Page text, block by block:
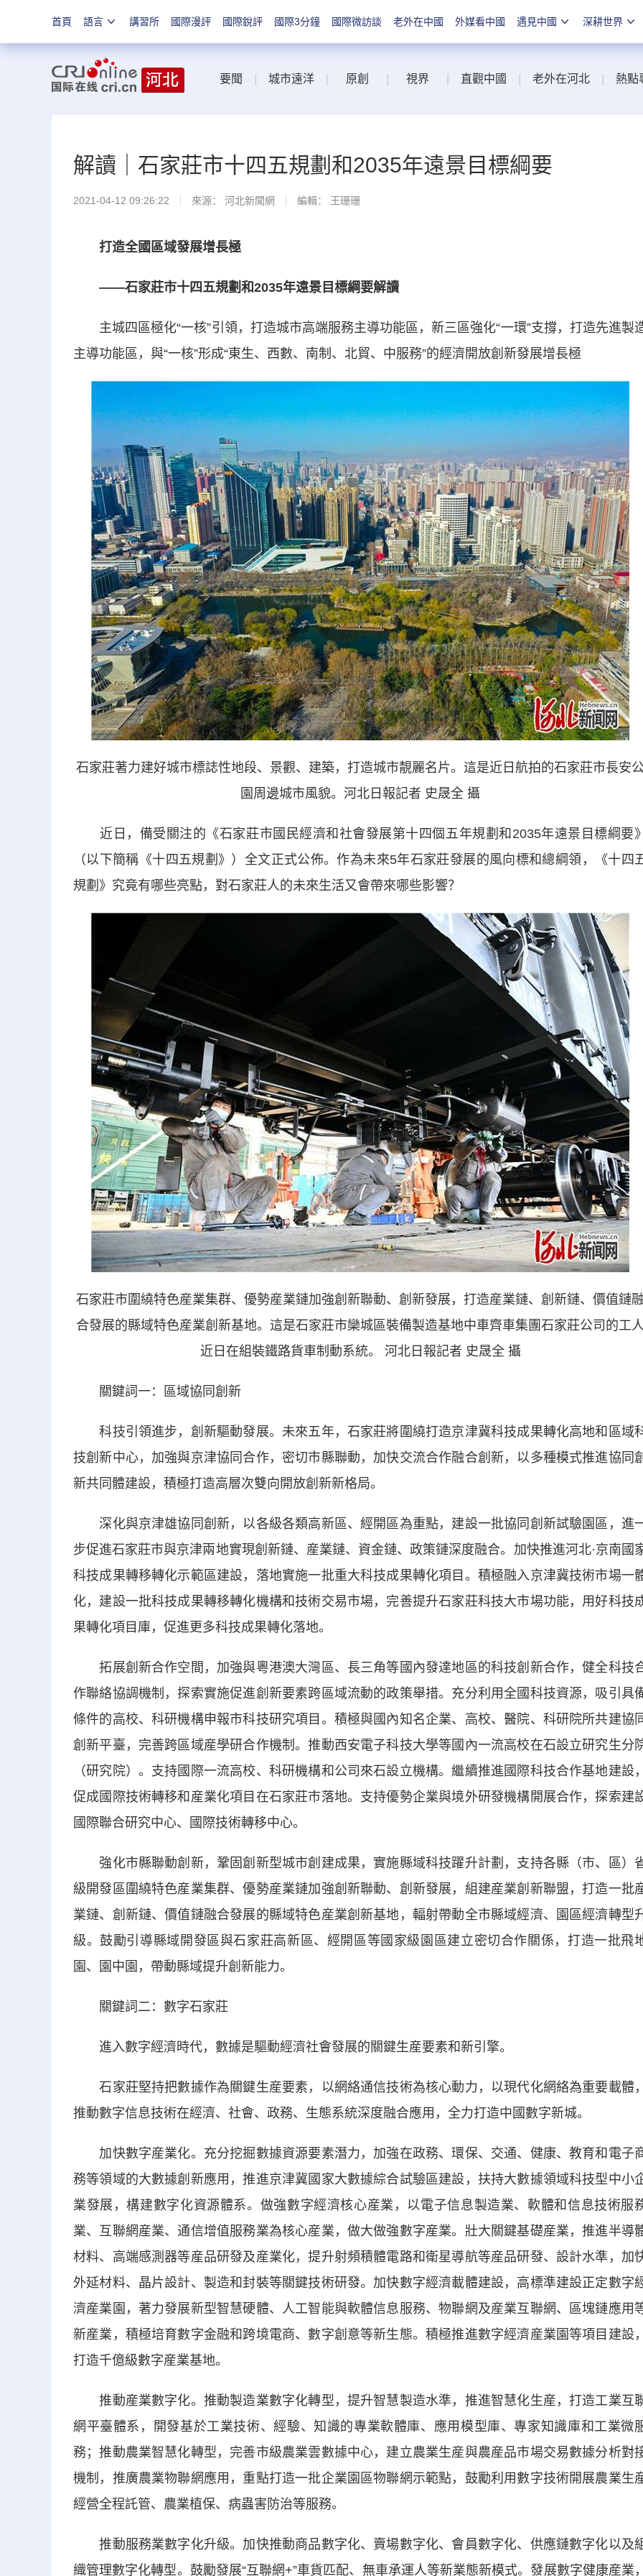
首頁 語言 講習所 國際漫評 國際銳評 國際3分鐘 國際微訪談 老外在中國 外媒看中國 遇見中國 深耕世界
要聞 城市遠洋 原創 視界 直觀中國 老外在河北 熱點
解讀｜石家莊市十四五規劃和2035年遠景目標綱要
2021-04-12 09:26:22 來源： 河北新聞網 編輯： 王珊珊
打造全國區域發展增長極
——石家莊市十四五規劃和2035年遠景目標綱要解讀
主城四區極化“一核”引領，打造城市高端服務主導功能區，新三區強化“一環”支撐，打造先進製
主導功能區，與“一核”形成“東生、西數、南制、北貿、中服務”的經濟開放創新發展增長極
石家莊著力建好城市標誌性地段、景觀、建築，打造城市靚麗名片。這是近日航拍的石家莊市長安公
園周邊城市風貌。河北日報記者 史晟全 攝
近日，備受關注的《石家莊市國民經濟和社會發展第十四個五年規劃和2035年遠景目標綱要》
（以下簡稱《十四五規劃》）全文正式公佈。作為未來5年石家莊發展的風向標和總綱領，《十四
規劃》究竟有哪些亮點，對石家莊人的未來生活又會帶來哪些影響？
石家莊市圍繞特色産業集群、優勢産業鏈加強創新聯動、創新發展，打造産業鏈、創新鏈、價值鏈融
合發展的縣域特色産業創新基地。這是石家莊市欒城區裝備製造基地中車齊車集團石家莊公司的工人
近日在組裝鐵路貨車制動系統。 河北日報記者 史晟全 攝
關鍵詞一：區域協同創新
科技引領進步，創新驅動發展。未來五年，石家莊將圍繞打造京津冀科技成果轉化高地和區域
技創新中心，加強與京津協同合作，密切市縣聯動，加快交流合作融合創新，以多種模式推進協同創
新共同體建設，積極打造高層次雙向開放創新新格局。
深化與京津雄協同創新，以各級各類高新區、經開區為重點，建設一批協同創新試驗園區，進
步促進石家莊市與京津兩地實現創新鏈、産業鏈、資金鏈、政策鏈深度融合。加快推進河北·京南國
科技成果轉移轉化示範區建設，落地實施一批重大科技成果轉化項目。積極融入京津冀技術市場一
化，建設一批科技成果轉移轉化機構和技術交易市場，完善提升石家莊科技大市場功能，用好科技
果轉化項目庫，促進更多科技成果轉化落地。
拓展創新合作空間，加強與粵港澳大灣區、長三角等國內發達地區的科技創新合作，健全科技
作聯絡協調機制，探索實施促進創新要素跨區域流動的政策舉措。充分利用全國科技資源，吸引具
條件的高校、科研機構申報市科技研究項目。積極與國內知名企業、高校、醫院、科研院所共建協
創新平臺，完善跨區域産學研合作機制。推動西安電子科技大學等國內一流高校在石設立研究生分
（研究院）。支持國際一流高校、科研機構和公司來石設立機構。繼續推進國際科技合作基地建設，
促成國際技術轉移和産業化項目在石家莊市落地。支持優勢企業與境外研發機構開展合作，探索建
國際聯合研究中心、國際技術轉移中心。
強化市縣聯動創新，鞏固創新型城市創建成果，實施縣域科技躍升計劃，支持各縣（市、區）
級開發區圍繞特色産業集群、優勢産業鏈加強創新聯動、創新發展，組建産業創新聯盟，打造一批
業鏈、創新鏈、價值鏈融合發展的縣域特色産業創新基地，輻射帶動全市縣域經濟、園區經濟轉型
級。鼓勵引導縣域開發區與石家莊高新區、經開區等國家級園區建立密切合作關係，打造一批飛
園、園中園，帶動縣域提升創新能力。
關鍵詞二：數字石家莊
進入數字經濟時代，數據是驅動經濟社會發展的關鍵生産要素和新引擎。
石家莊堅持把數據作為關鍵生産要素，以網絡通信技術為核心動力，以現代化網絡為重要載體，
推動數字信息技術在經濟、社會、政務、生態系統深度融合應用，全力打造中國數字新城。
加快數字産業化。充分挖掘數據資源要素潛力，加強在政務、環保、交通、健康、教育和電子
務等領域的大數據創新應用，推進京津冀國家大數據綜合試驗區建設，扶持大數據領域科技型中小
業發展，構建數字化資源體系。做強數字經濟核心産業，以電子信息製造業、軟體和信息技術服
業、互聯網産業、通信增值服務業為核心産業，做大做強數字産業。壯大關鍵基礎産業，推進半導
材料、高端感測器等産品研發及産業化，提升射頻積體電路和衛星導航等産品研發、設計水準，加
外延材料、晶片設計、製造和封裝等關鍵技術研發。加快數字經濟載體建設，高標準建設正定數字
濟産業園，著力發展新型智慧硬體、人工智能與軟體信息服務、物聯網及産業互聯網、區塊鏈應用
新産業，積極培育數字金融和跨境電商、數字創意等新生態。積極推進數字經濟産業園等項目建設，
打造千億級數字産業基地。
推動産業數字化。推動製造業數字化轉型，提升智慧製造水準，推進智慧化生産，打造工業互
網平臺體系，開發基於工業技術、經驗、知識的專業軟體庫、應用模型庫、專家知識庫和工業微
務；推動農業智慧化轉型，完善市級農業雲數據中心，建立農業生産與農産品市場交易數據分析對
機制，推廣農業物聯網應用，重點打造一批企業園區物聯網示範點，鼓勵利用數字技術開展農業生
經營全程託管、農業植保、病蟲害防治等服務。
推動服務業數字化升級。加快推動商品數字化、賣場數字化、會員數字化、供應鏈數字化以及
織管理數字化轉型。鼓勵發展“互聯網+”車貨匹配、無車承運人等新業態新模式。發展數字健康産業，